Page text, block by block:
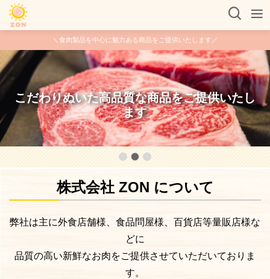
＼食肉製品を中心に魅力ある商品をご提供いたします／
こだわりぬいた高品質な商品をご提供いたし
ます
かゆいところに手が届く画期的な食品開発を
しています
株式会社 ZON について
弊社は主に外食店舗様、食品問屋様、百貨店等量販店様な
どに
品質の高い新鮮なお肉をご提供させていただいておりま
す。